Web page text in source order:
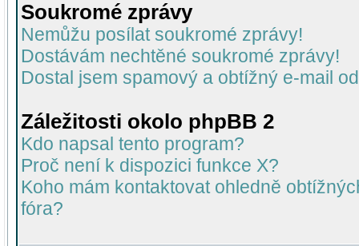
Soukromé zprávy
Nemůžu posílat soukromé zprávy!
Dostávám nechtěné soukromé zprávy!
Dostal jsem spamový a obtížný e-mail
Záležitosti okolo phpBB 2
Kdo napsal tento program?
Proč není k dispozici funkce X?
Koho mám kontaktovat ohledně
fóra?